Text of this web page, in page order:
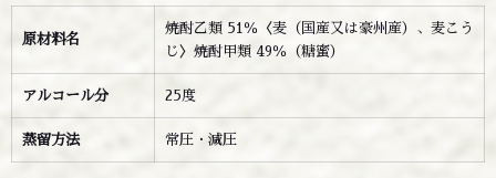
原材料名
焼酎乙類 51％〈麦（国産又は豪州産）、麦こう
じ〉焼酎甲類 49％（糖蜜）
アルコール分 25度
蒸留方法 常圧・減圧